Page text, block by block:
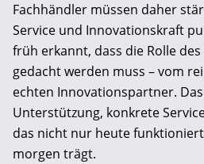
Fachhändler müssen daher
Service und Innovationskraft
früh erkannt, dass die Rolle
gedacht werden muss – vom
echten Innovationspartner.
Unterstützung, konkrete
das nicht nur heute
morgen trägt.